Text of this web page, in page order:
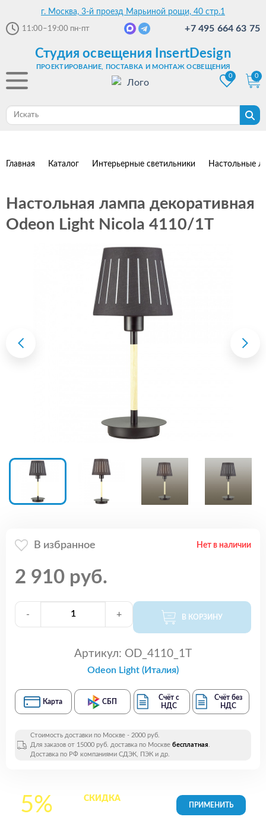
г. Москва, 3-й проезд Марьиной рощи, 40 стр.1
11:00–19:00 пн-пт +7 495 664 63 75
Студия освещения InsertDesign
ПРОЕКТИРОВАНИЕ, ПОСТАВКА И МОНТАЖ ОСВЕЩЕНИЯ
0
0
Главная Каталог Интерьерные светильники Настольные
Настольная лампа декоративная
Odeon Light Nicola 4110/1T
В избранное Нет в наличии
2 910 руб.
- + В КОРЗИНУ
Артикул: OD_4110_1T
Odeon Light (Италия)
Карта СБП
Счёт с
НДС
Счёт без
НДС
Стоимость доставки по Москве - 2000 руб.
Для заказов от 15000 руб. доставка по Москве бесплатная.
Доставка по РФ компаниями СДЭК, ПЭК и др.
5% СКИДКАна все